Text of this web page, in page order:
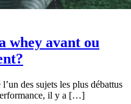
whey avant ou
des sujets les plus débattus
il y a […]